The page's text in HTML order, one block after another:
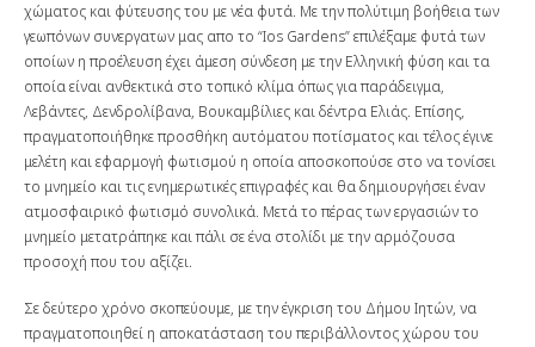
χώματος και φύτευσης του με νέα φυτά. Με την πολύτιμη βοήθεια των
γεωπόνων συνεργατων μας απο το “Ios Gardens” επιλέξαμε φυτά των
οποίων η προέλευση έχει άμεση σύνδεση με την Ελληνική φύση και τα
οποία είναι ανθεκτικά στο τοπικό κλίμα όπως για παράδειγμα,
Λεβάντες, Δενδρολίβανα, Βουκαμβίλιες και δέντρα Ελιάς. Επίσης,
πραγματοποιήθηκε προσθήκη αυτόματου ποτίσματος και τέλος έγινε
μελέτη και εφαρμογή φωτισμού η οποία αποσκοπούσε στο να τονίσει
το μνημείο και τις ενημερωτικές επιγραφές και θα δημιουργήσει έναν
ατμοσφαιρικό φωτισμό συνολικά. Μετά το πέρας των εργασιών το
μνημείο μετατράπηκε και πάλι σε ένα στολίδι με την αρμόζουσα
προσοχή που του αξίζει.
Σε δεύτερο χρόνο σκοπεύουμε, με την έγκριση του Δήμου Ιητών, να
πραγματοποιηθεί η αποκατάσταση του περιβάλλοντος χώρου του